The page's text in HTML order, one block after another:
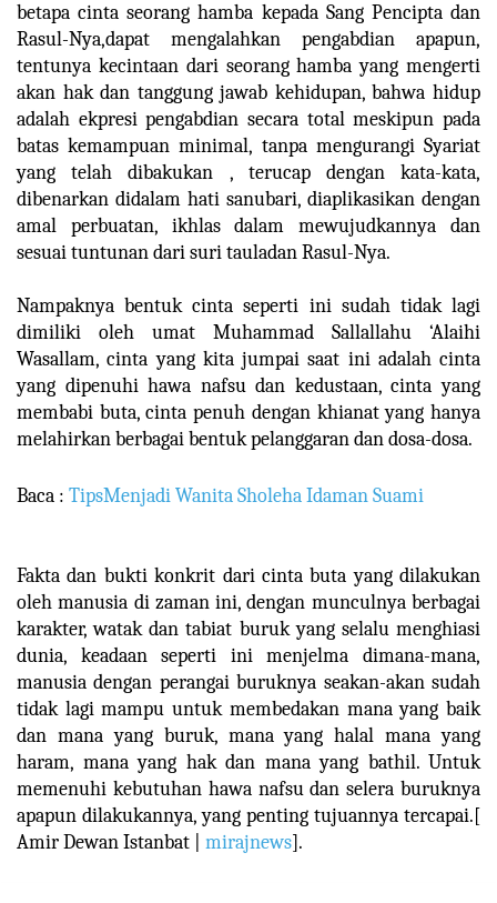
betapa cinta seorang hamba kepada Sang Pencipta dan
Rasul-Nya,dapat mengalahkan pengabdian apapun,
tentunya kecintaan dari seorang hamba yang mengerti
akan hak dan tanggung jawab kehidupan, bahwa hidup
adalah ekpresi pengabdian secara total meskipun pada
batas kemampuan minimal, tanpa mengurangi Syariat
yang telah dibakukan , terucap dengan kata-kata,
dibenarkan didalam hati sanubari, diaplikasikan dengan
amal perbuatan, ikhlas dalam mewujudkannya dan
sesuai tuntunan dari suri tauladan Rasul-Nya.
Nampaknya bentuk cinta seperti ini sudah tidak lagi
dimiliki oleh umat Muhammad Sallallahu ‘Alaihi
Wasallam, cinta yang kita jumpai saat ini adalah cinta
yang dipenuhi hawa nafsu dan kedustaan, cinta yang
membabi buta, cinta penuh dengan khianat yang hanya
melahirkan berbagai bentuk pelanggaran dan dosa-dosa.
Baca : TipsMenjadi Wanita Sholeha Idaman Suami
Fakta dan bukti konkrit dari cinta buta yang dilakukan
oleh manusia di zaman ini, dengan munculnya berbagai
karakter, watak dan tabiat buruk yang selalu menghiasi
dunia, keadaan seperti ini menjelma dimana-mana,
manusia dengan perangai buruknya seakan-akan sudah
tidak lagi mampu untuk membedakan mana yang baik
dan mana yang buruk, mana yang halal mana yang
haram, mana yang hak dan mana yang bathil. Untuk
memenuhi kebutuhan hawa nafsu dan selera buruknya
apapun dilakukannya, yang penting tujuannya tercapai.[
Amir Dewan Istanbat | mirajnews].